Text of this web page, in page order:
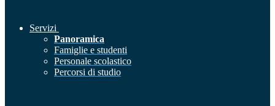
Servizi
Panoramica
Famiglie e studenti
Personale scolastico
Percorsi di studio